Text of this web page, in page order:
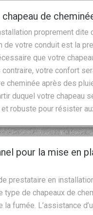
de
proprement dite
votre conduit est la
que votre
votre confort
cheminée après des
duquel votre chapeau
robuste pour résister
pour la mise en
prestataire en
de chapeaux de
la fumée. L’assistance